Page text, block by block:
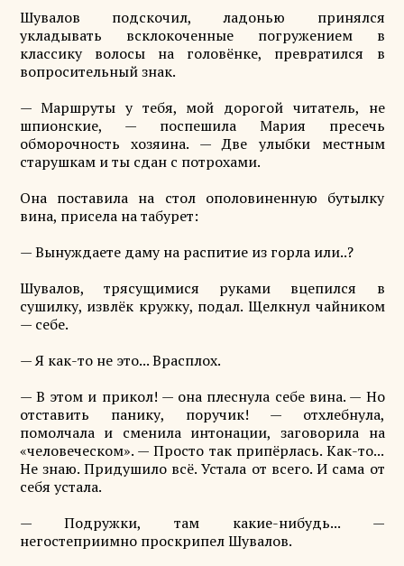
Шувалов подскочил, ладонью принялся
укладывать всклокоченные погружением в
классику волосы на головёнке, превратился в
вопросительный знак.
— Маршруты у тебя, мой дорогой читатель, не
шпионские, — поспешила Мария пресечь
обморочность хозяина. — Две улыбки местным
старушкам и ты сдан с потрохами.
Она поставила на стол ополовиненную бутылку
вина, присела на табурет:
— Вынуждаете даму на распитие из горла или..?
Шувалов, трясущимися руками вцепился в
сушилку, извлёк кружку, подал. Щелкнул чайником
— себе.
— Я как-то не это... Врасплох.
— В этом и прикол! — она плеснула себе вина. — Но
отставить панику, поручик! — отхлебнула,
помолчала и сменила интонации, заговорила на
«человеческом». — Просто так припёрлась. Как-то...
Не знаю. Придушило всё. Устала от всего. И сама от
себя устала.
— Подружки, там какие-нибудь... —
негостеприимно проскрипел Шувалов.